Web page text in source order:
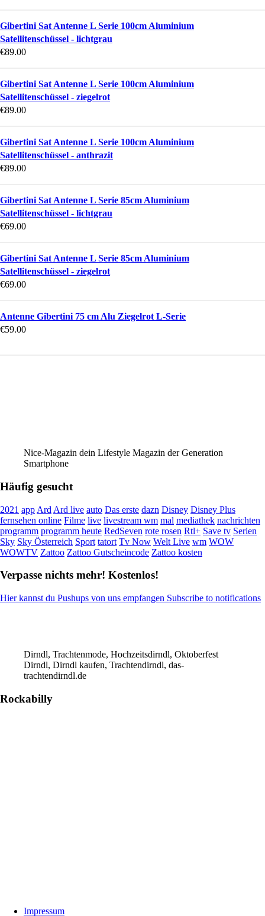
Gibertini Sat Antenne L Serie 100cm Aluminium
Satellitenschüssel - lichtgrau
€89.00
Gibertini Sat Antenne L Serie 100cm Aluminium
Satellitenschüssel - ziegelrot
€89.00
Gibertini Sat Antenne L Serie 100cm Aluminium
Satellitenschüssel - anthrazit
€89.00
Gibertini Sat Antenne L Serie 85cm Aluminium
Satellitenschüssel - lichtgrau
€69.00
Gibertini Sat Antenne L Serie 85cm Aluminium
Satellitenschüssel - ziegelrot
€69.00
Antenne Gibertini 75 cm Alu Ziegelrot L-Serie
€59.00
Nice-Magazin dein Lifestyle Magazin der Generation
Smartphone
Häufig gesucht
2021 app Ard Ard live auto Das erste dazn Disney Disney Plus
fernsehen online Filme live livestream wm mal mediathek nachrichten
programm programm heute RedSeven rote rosen Rtl+ Save tv Serien
Sky Sky Österreich Sport tatort Tv Now Welt Live wm WOW
WOWTV Zattoo Zattoo Gutscheincode Zattoo kosten
Verpasse nichts mehr! Kostenlos!
Hier kannst du Pushups von uns empfangen Subscribe to notifications
Dirndl, Trachtenmode, Hochzeitsdirndl, Oktoberfest
Dirndl, Dirndl kaufen, Trachtendirndl, das-
trachtendirndl.de
Rockabilly
FooterImpressum